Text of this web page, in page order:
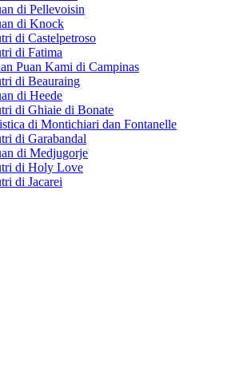
di Pellevoisin
di Knock
di Castelpetroso
di Fatima
Puan Kami di Campinas
di Beauraing
di Heede
di Ghiaie di Bonate
di Montichiari dan Fontanelle
di Garabandal
di Medjugorje
di Holy Love
di Jacarei